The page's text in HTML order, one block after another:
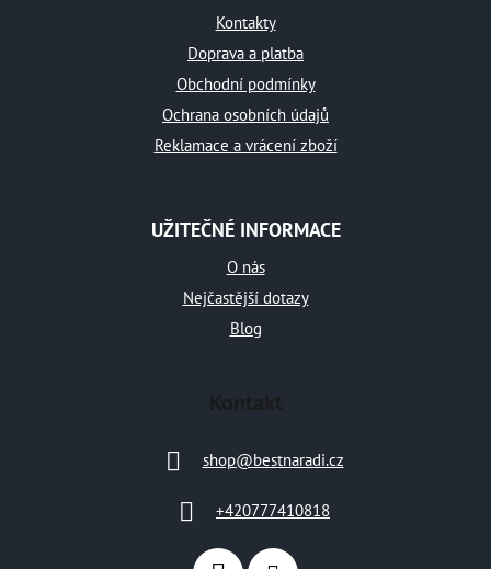
Kontakty
Doprava a platba
Obchodní podmínky
Ochrana osobních údajů
Reklamace a vrácení zboží
UŽITEČNÉ INFORMACE
O nás
Nejčastější dotazy
Blog
Kontakt
shop@bestnaradi.cz
+420777410818